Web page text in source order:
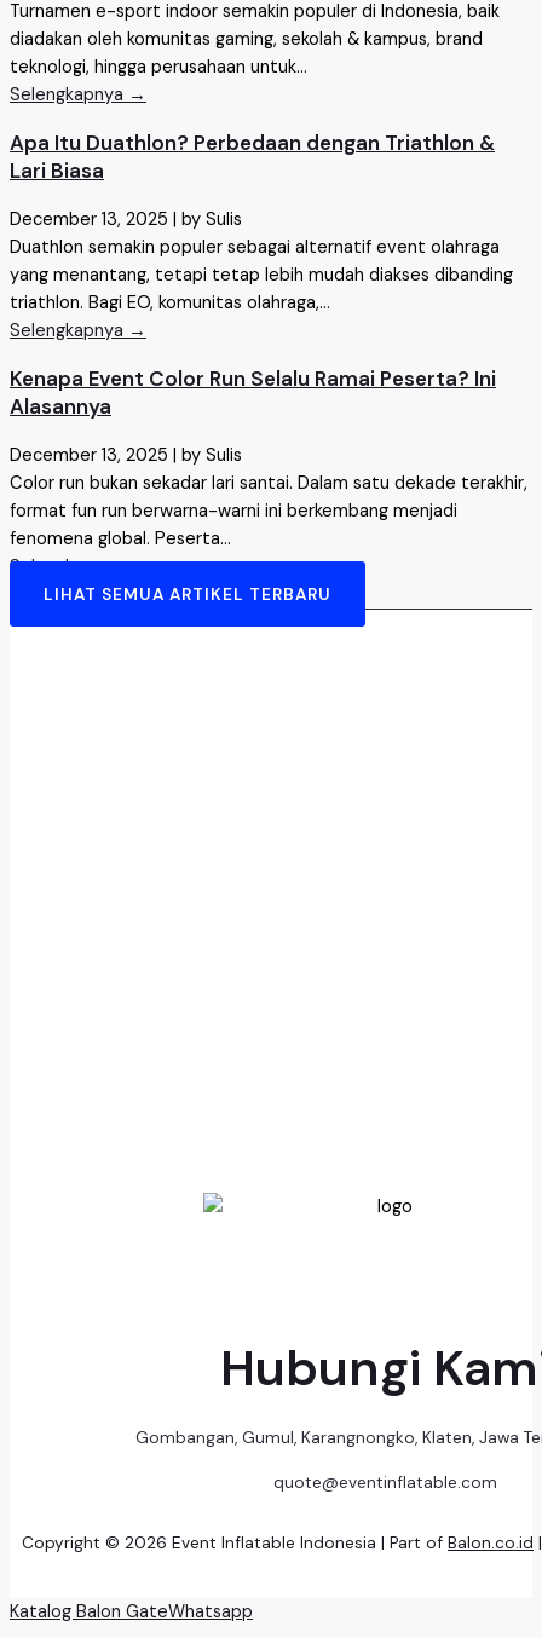
Turnamen e-sport indoor semakin populer di Indonesia, baik
diadakan oleh komunitas gaming, sekolah & kampus, brand
teknologi, hingga perusahaan untuk...
Selengkapnya →
Apa Itu Duathlon? Perbedaan dengan Triathlon &
Lari Biasa
December 13, 2025 | by Sulis
Duathlon semakin populer sebagai alternatif event olahraga
yang menantang, tetapi tetap lebih mudah diakses dibanding
triathlon. Bagi EO, komunitas olahraga,...
Selengkapnya →
Kenapa Event Color Run Selalu Ramai Peserta? Ini
Alasannya
December 13, 2025
by Sulis
Color run bukan sekadar lari santai. Dalam satu dekade terakhir,
format fun run berwarna-warni ini berkembang menjadi
fenomena global. Peserta...
Selengkapnya →
LIHAT SEMUA ARTIKEL TERBARU
Hubungi
Gombangan, Gumul, Karangnongko, Klaten, Jawa
quote@eventinflatable.com
Copyright © 2026 Event Inflatable Indonesia | Part of Balon.co.id
Katalog Balon GateWhatsapp